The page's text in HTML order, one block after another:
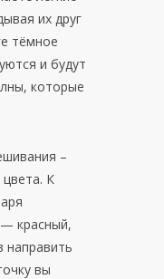
их друг
тёмное
и будут
которые
–
К
красный,
направить
вы